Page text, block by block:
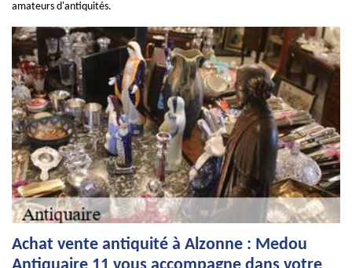
amateurs d'antiquités.
Achat vente antiquité à Alzonne : Medou